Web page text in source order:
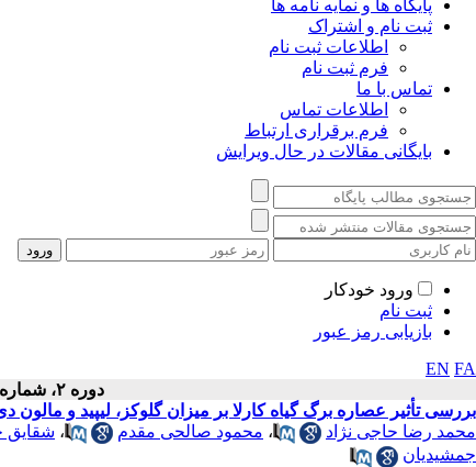
پایگاه ها و نمایه نامه ها
ثبت نام و اشتراک
اطلاعات ثبت نام
فرم ثبت نام
تماس با ما
اطلاعات تماس
فرم برقراری ارتباط
بایگانی مقالات در حال ویرایش
ورود خودکار
ثبت نام
بازیابی رمز عبور
EN FA
دوره ۲، شماره ۳ - ( پاييز ۱۳۹۳ )
بررسی تأثیر عصاره برگ گیاه کارلا بر میزان گلوکز، لیپید و
محمد رضا حاجی نژاد
، محمود صالحی مقدم ، شقایق
جمشیدیان